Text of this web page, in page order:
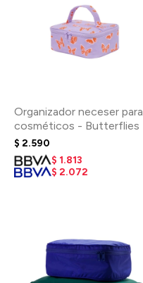
Organizador neceser para
cosméticos - Butterflies
$ 2.590
$ 1.813
$ 2.072